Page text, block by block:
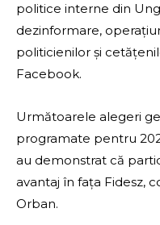
politice interne din
dezinformare,
politicienilor și
Facebook.
Următoarele alegeri
programate pentru
au demonstrat că
avantaj în fața Fidesz,
Orban.